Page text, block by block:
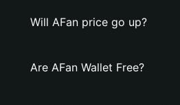
Will AFan price go up?
Are AFan Wallet Free?